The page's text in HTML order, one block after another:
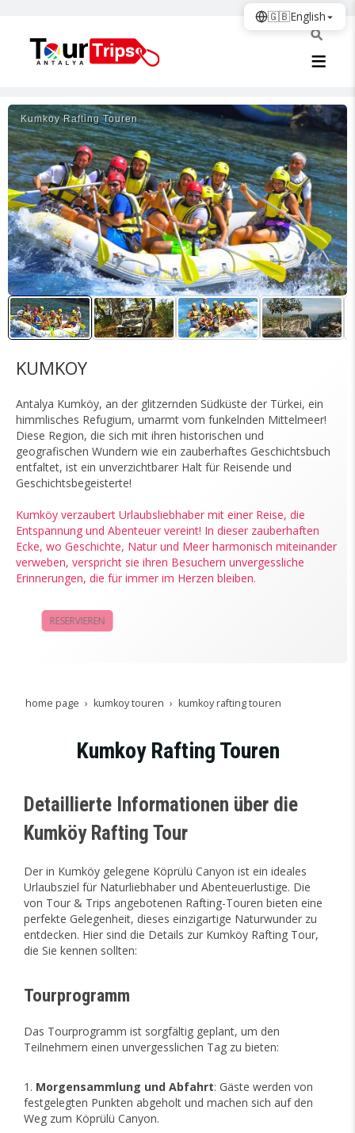
Kumkoy Rafti̇ng Touren
KUMKOY
Antalya Kumköy, an der glitzernden Südküste der Türkei, ein
himmlisches Refugium, umarmt vom funkelnden Mittelmeer!
Diese Region, die sich mit ihren historischen und
geografischen Wundern wie ein zauberhaftes Geschichtsbuch
entfaltet, ist ein unverzichtbarer Halt für Reisende und
Geschichtsbegeisterte!
Kumköy verzaubert Urlaubsliebhaber mit einer Reise, die
Entspannung und Abenteuer vereint! In dieser zauberhaften
Ecke, wo Geschichte, Natur und Meer harmonisch miteinander
verweben, verspricht sie ihren Besuchern unvergessliche
Erinnerungen, die für immer im Herzen bleiben.
RESERVIEREN
home page kumkoy touren kumkoy rafting touren
Kumkoy Rafting Touren
Detaillierte Informationen über die
Kumköy Rafting Tour
Der in Kumköy gelegene Köprülü Canyon ist ein ideales
Urlaubsziel für Naturliebhaber und Abenteuerlustige. Die
von Tour & Trips angebotenen Rafting-Touren bieten eine
perfekte Gelegenheit, dieses einzigartige Naturwunder zu
entdecken. Hier sind die Details zur Kumköy Rafting Tour,
die Sie kennen sollten:
Tourprogramm
Das Tourprogramm ist sorgfältig geplant, um den
Teilnehmern einen unvergesslichen Tag zu bieten:
Morgensammlung und Abfahrt: Gäste werden von
festgelegten Punkten abgeholt und machen sich auf den
Weg zum Köprülü Canyon.
🇬🇧English